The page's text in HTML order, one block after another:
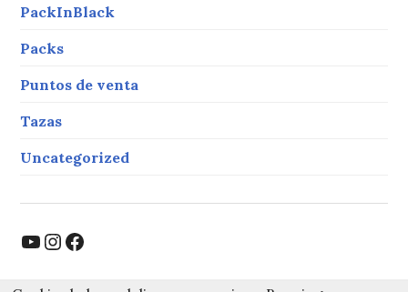
PackInBlack
Packs
Puntos de venta
Tazas
Uncategorized
YouTube InstagramFacebook